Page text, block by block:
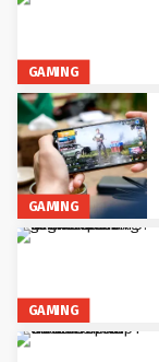
GAMING
GAMING
GAMING